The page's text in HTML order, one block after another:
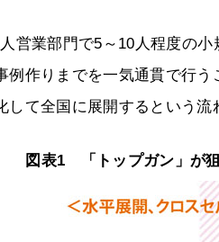
営業部門で5～10人程度の
例作りまでを一気通貫で行
して全国に展開するという流
図表1 「トップガン」が